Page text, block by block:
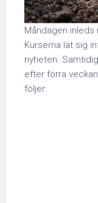
Måndagen
Kurserna lät sig
nyheten.
efter förra
följer: